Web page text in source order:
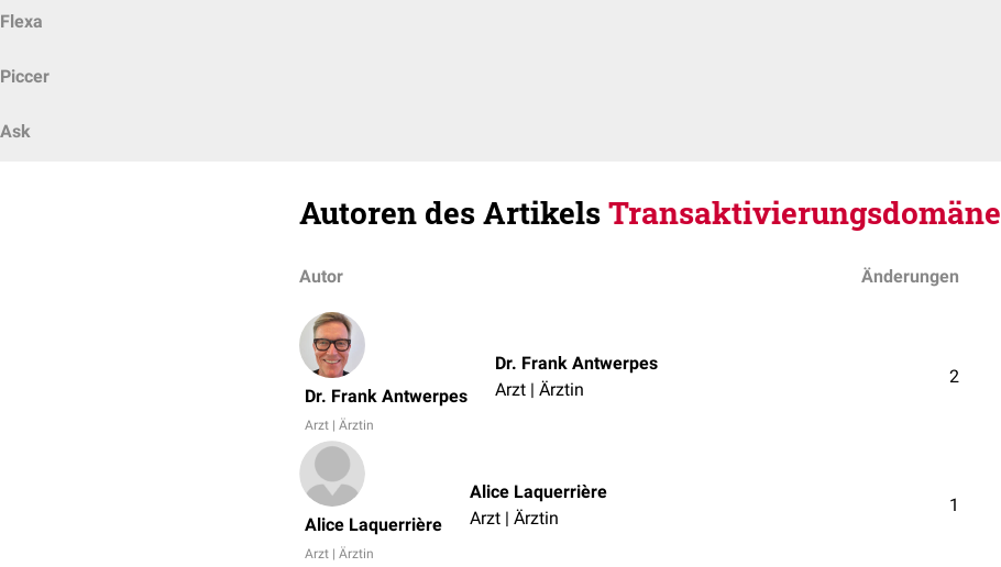
Flexa
Piccer
Ask
Autoren des ArtikelsTransaktivierungsdomäne
Autor Änderungen
Dr. Frank Antwerpes
Arzt | Ärztin
Dr. Frank Antwerpes
Arzt | Ärztin
2
Alice Laquerrière
Arzt | Ärztin
Alice Laquerrière
Arzt | Ärztin
1